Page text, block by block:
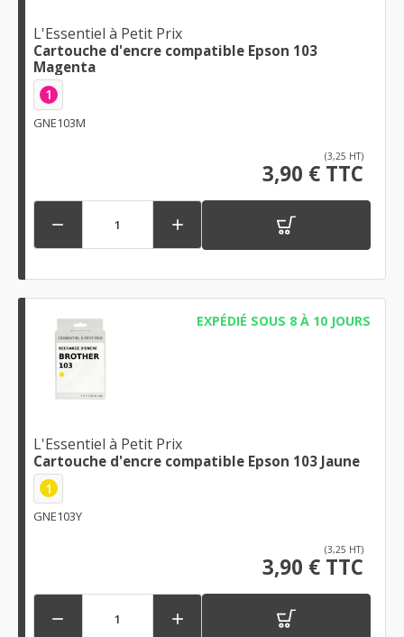
L'Essentiel à Petit Prix
Cartouche d'encre compatible Epson 103
Magenta
1
GNE103M
(3,25 HT)
3,90 € TTC
 
EXPÉDIÉ SOUS 8 À 10 JOURS
L'Essentiel à Petit Prix
Cartouche d'encre compatible Epson 103 Jaune
1
GNE103Y
(3,25 HT)
3,90 € TTC
 